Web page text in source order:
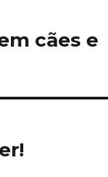
cães e